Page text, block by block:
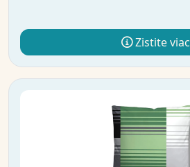
Zistite viac